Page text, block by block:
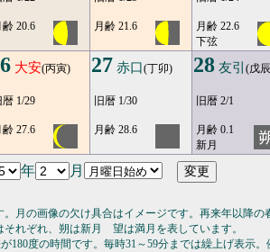
齢 20.6 月齢 21.6
月齢 22.6
下弦
大安(丙寅)
暦 1/29
齢 27.6
27 赤口(丁卯)
旧暦 1/30
月齢 28.6
28 友引 (戊
旧暦 2/1
月齢 0.1
新月
年 月
月の画像の欠け具合はイメージです。再来年以降の
れぞれ、朔は新月 望は満月を表しています。
度の時間です。毎時31～59分までは繰上げ表示。